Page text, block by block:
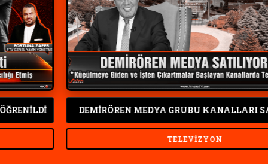
DEMİRÖREN MEDYA GRUBU KANALLARI
TELEVIZYON